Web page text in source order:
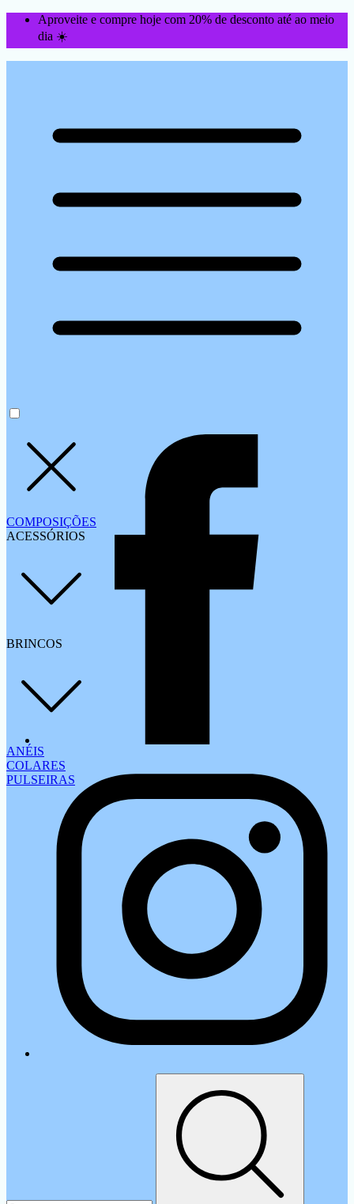
Aproveite e compre hoje com 20% de desconto até ao meio
dia ☀️
COMPOSIÇÕES
ACESSÓRIOS
BRINCOS
ANÉIS
COLARES
PULSEIRAS